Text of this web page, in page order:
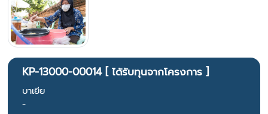
KP-13000-00014 [ ได้รับทุนจากโครงการ ]
บาเยีย
-